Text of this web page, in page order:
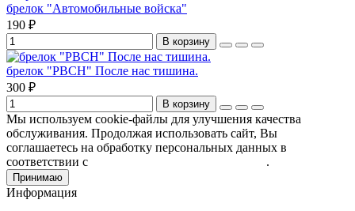
брелок "Автомобильные войска"
190 ₽
В корзину
брелок "РВСН" После нас тишина.
300 ₽
В корзину
Мы используем cookie-файлы для улучшения качества
обслуживания. Продолжая использовать сайт, Вы
соглашаетесь на обработку персональных данных в
соответствии с
.
Принимаю
Информация